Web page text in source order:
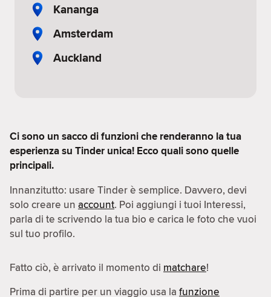
Kananga
Amsterdam
Auckland
Ci sono un sacco di funzioni che renderanno la tua
esperienza su Tinder unica! Ecco quali sono quelle
principali.
Innanzitutto: usare Tinder è semplice. Davvero, devi
solo creare un account. Poi aggiungi i tuoi Interessi,
parla di te scrivendo la tua bio e carica le foto che vuoi
sul tuo profilo.
Fatto ciò, è arrivato il momento di matchare!
Prima di partire per un viaggio usa la funzione